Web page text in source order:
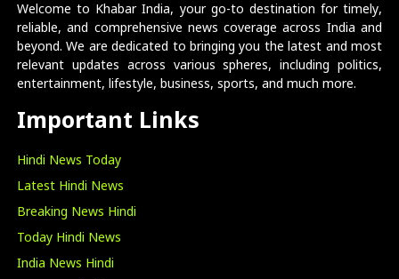
Welcome to Khabar India, your go-to destination for timely,
reliable, and comprehensive news coverage across India and
beyond. We are dedicated to bringing you the latest and most
relevant updates across various spheres, including politics,
entertainment, lifestyle, business, sports, and much more.
Important Links
Hindi News Today
Latest Hindi News
Breaking News Hindi
Today Hindi News
India News Hindi